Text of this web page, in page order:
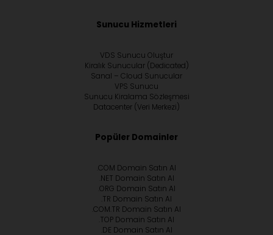
Sunucu Hizmetleri
VDS Sunucu Oluştur
Kiralık Sunucular (Dedicated)
Sanal – Cloud Sunucular
VPS Sunucu
Sunucu Kiralama Sözleşmesi
Datacenter (Veri Merkezi)
Popüler Domainler
.COM Domain Satın Al
.NET Domain Satın Al
.ORG Domain Satın Al
.TR Domain Satın Al
.COM.TR Domain Satın Al
.TOP Domain Satın Al
.DE Domain Satın Al